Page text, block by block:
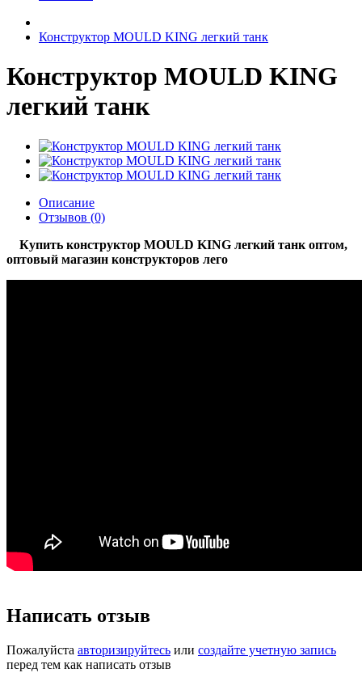
Конструктор MOULD KING легкий танк
Конструктор MOULD KING
легкий танк
Описание
Отзывов (0)
Купить конструктор MOULD KING легкий танк оптом,
оптовый магазин конструкторов лего
Написать отзыв
Пожалуйста авторизируйтесь или создайте учетную запись
перед тем как написать отзыв